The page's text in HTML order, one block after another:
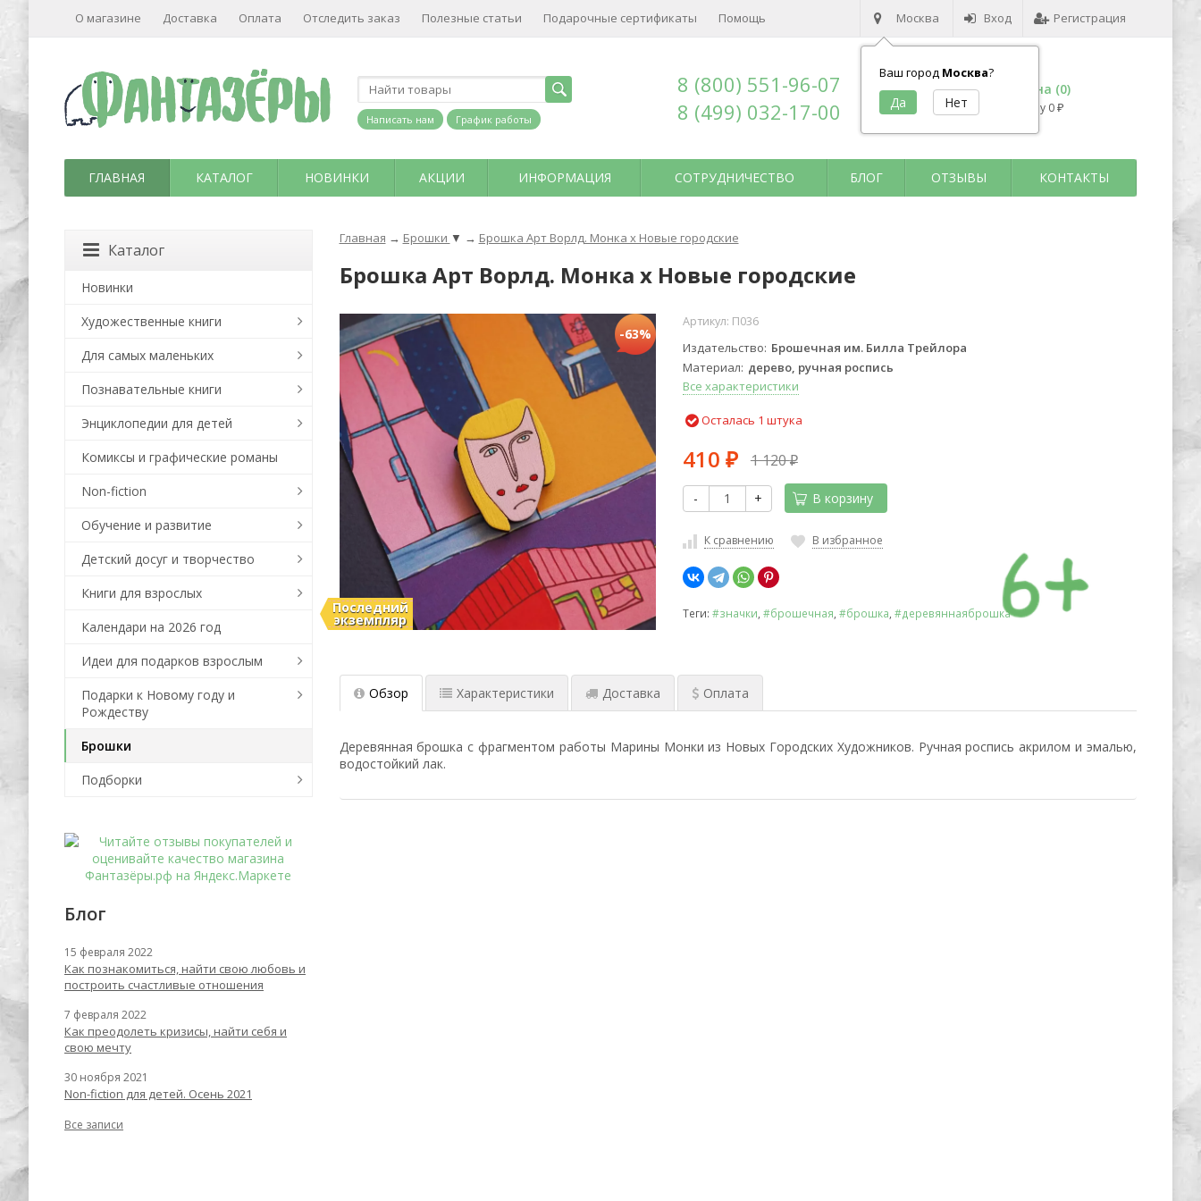
Москва
Ваш город Москва?
Вход Регистрация
О магазине Доставка Оплата Отследить заказ Полезные статьи Подарочные сертификаты Помощь
Написать нам График работы
8 (800) 551-96-07
8 (499) 032-17-00
Корзина (0)
на сумму 0 ₽
ГЛАВНАЯ КАТАЛОГ НОВИНКИ АКЦИИ ИНФОРМАЦИЯ СОТРУДНИЧЕСТВО БЛОГ ОТЗЫВЫ КОНТАКТЫ
Главная → Брошки ▼ → Брошка Арт Ворлд. Монка х Новые городские
Брошка Арт Ворлд. Монка х Новые городские
Последний
экземпляр
-63%
Артикул: П036
Издательство Брошечная им. Билла Трейлора
Материал дерево, ручная роспись
Все характеристики
Осталась 1 штука
410 ₽ 1 120₽
- + В корзину
К сравнению В избранное
Теги: #значки #брошечная #брошка #деревяннаяброшка
Обзор Характеристики Доставка Оплата
Деревянная брошка с фрагментом работы Марины Монки из Новых Городских Художников. Ручная роспись акрилом и эмалью,
водостойкий лак.
Каталог
Новинки
Художественные книги
Для самых маленьких
Познавательные книги
Энциклопедии для детей
Комиксы и графические романы
Non-fiction
Обучение и развитие
Детский досуг и творчество
Книги для взрослых
Календари на 2026 год
Идеи для подарков взрослым
Подарки к Новому году и
Рождеству
Брошки
Подборки
Блог
15 февраля 2022
Как познакомиться, найти свою любовь и
построить счастливые отношения
7 февраля 2022
Как преодолеть кризисы, найти себя и
свою мечту
30 ноября 2021
Non-fiction для детей. Осень 2021
Все записи